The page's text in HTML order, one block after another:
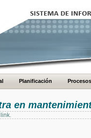
Planificación Procesos
en